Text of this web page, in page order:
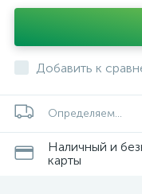
Добавить к
Определяем...
Наличный и
карты